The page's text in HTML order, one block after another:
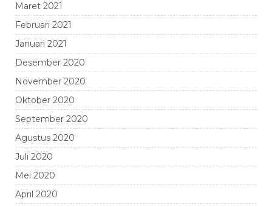
Maret 2021
Februari 2021
Januari 2021
Desember 2020
November 2020
Oktober 2020
September 2020
Agustus 2020
Juli 2020
Mei 2020
April 2020